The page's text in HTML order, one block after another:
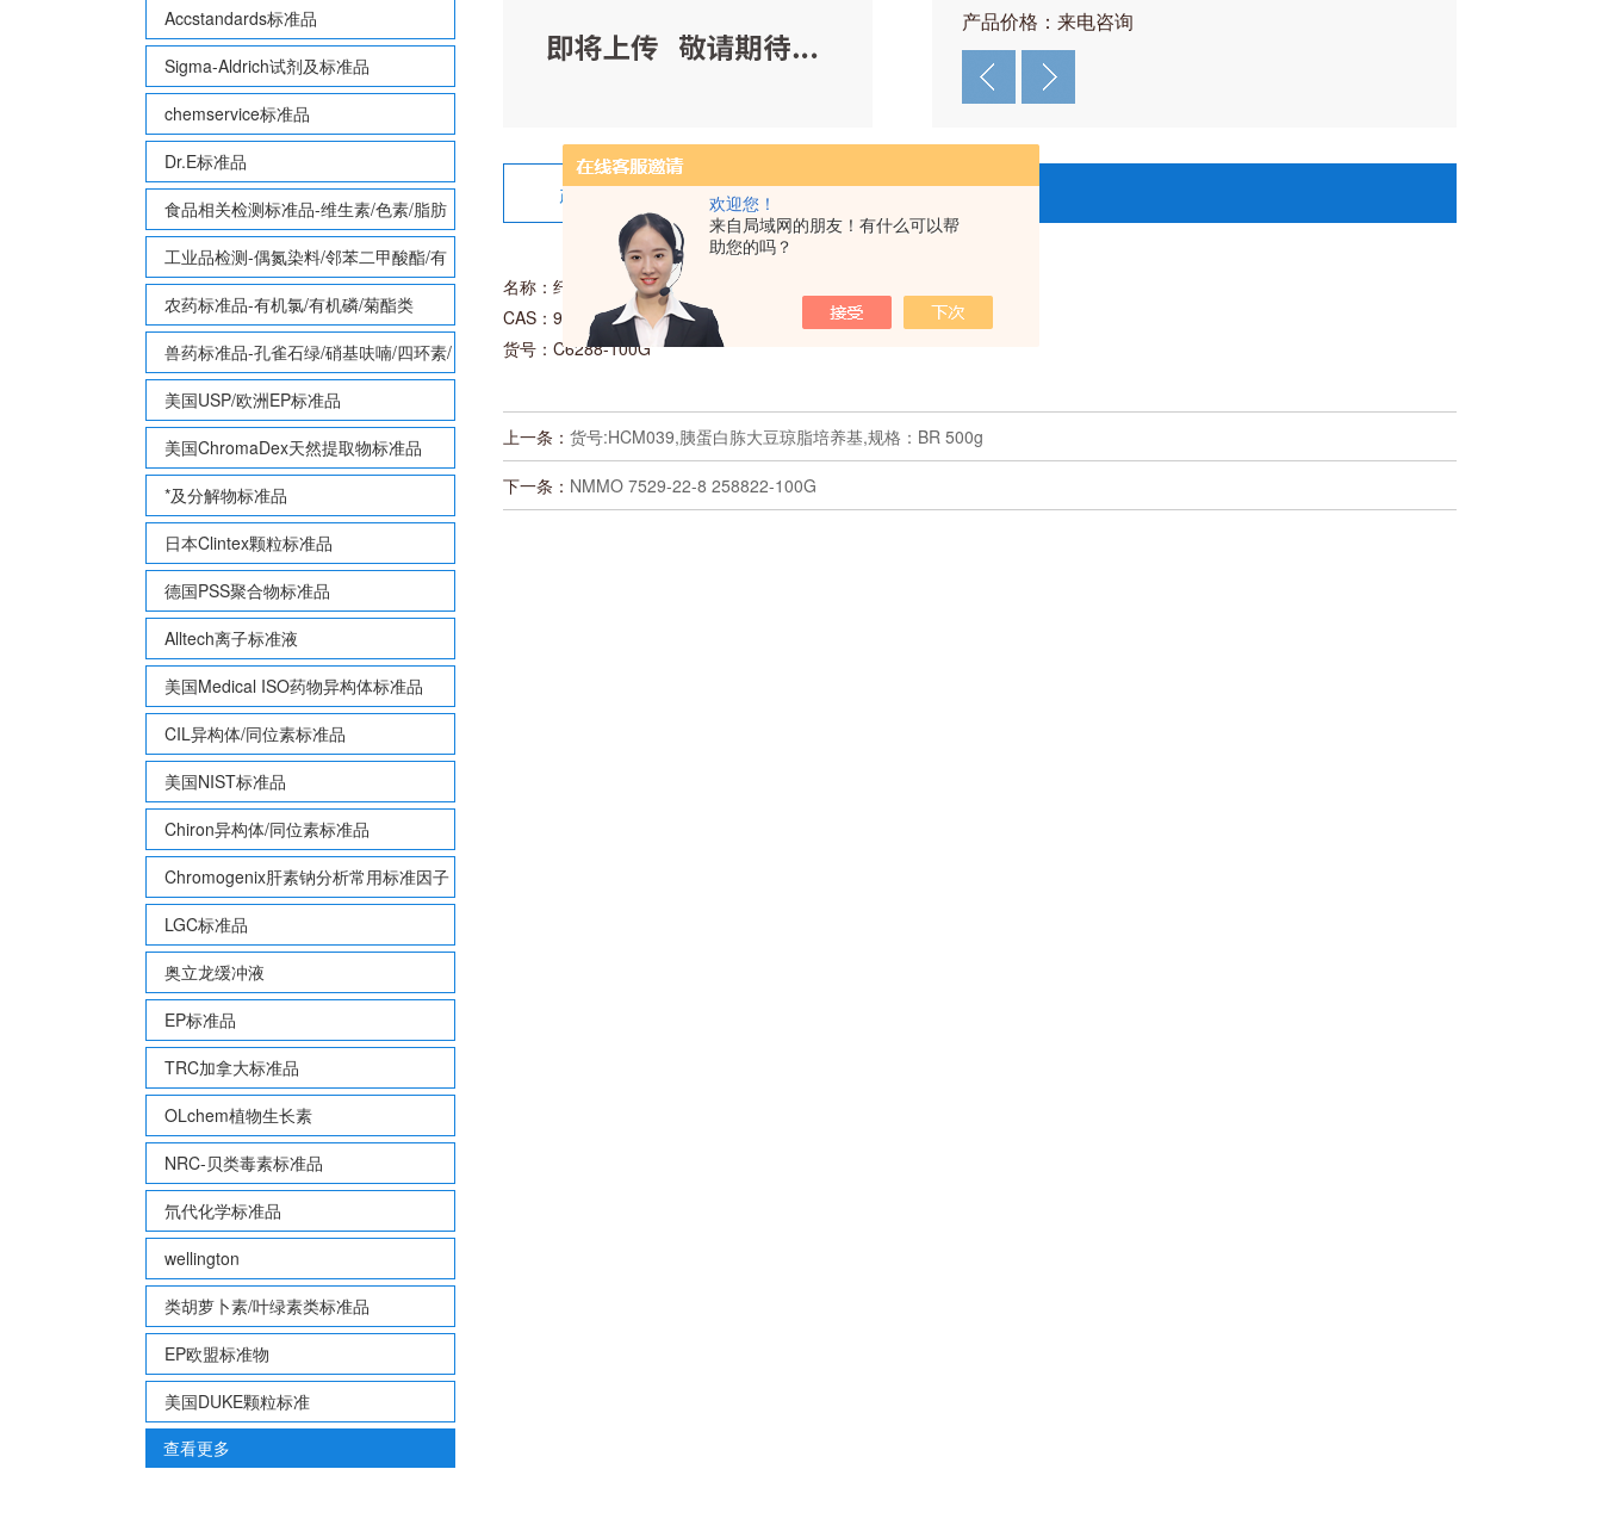
欢迎您！
来自局域网的朋友！有什么可以帮
助您的吗？
Accstandards标准品
Sigma-Aldrich试剂及标准品
chemservice标准品
Dr.E标准品
食品相关检测标准品-维生素/色素/脂肪
酸甲酯等
工业品检测-偶氮染料/邻苯二甲酸酯/有
机锡/多溴联苯/多溴联苯醚/多氯联苯
农药标准品-有机氯/有机磷/菊酯类
兽药标准品-孔雀石绿/硝基呋喃/四环素/
磺胺等
美国USP/欧洲EP标准品
美国ChromaDex天然提取物标准品
*及分解物标准品
日本Clintex颗粒标准品
德国PSS聚合物标准品
Alltech离子标准液
美国Medical ISO药物异构体标准品
CIL异构体/同位素标准品
美国NIST标准品
Chiron异构体/同位素标准品
Chromogenix肝素钠分析常用标准因子
LGC标准品
奥立龙缓冲液
EP标准品
TRC加拿大标准品
OLchem植物生长素
NRC-贝类毒素标准品
氘代化学标准品
wellington
类胡萝卜素/叶绿素类标准品
EP欧盟标准物
美国DUKE颗粒标准
查看更多
产品价格：来电咨询
产品详情 在线留言
名称：纤维素
CAS：9004-34-6
货号：C6288-100G
上一条： 货号:HCM039,胰蛋白胨大豆琼脂培养基,规格：BR 500g
下一条： NMMO 7529-22-8 258822-100G